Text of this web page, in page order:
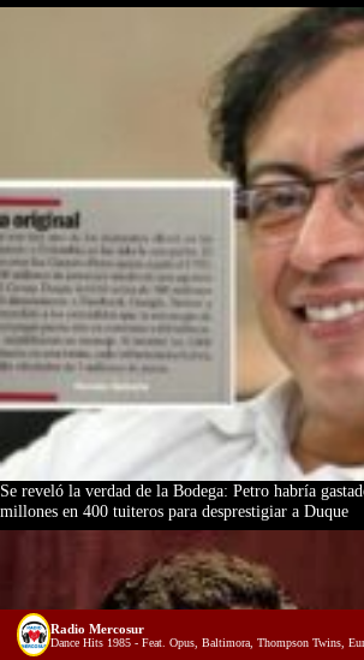
Se reveló la verdad de la Bodega: Petro habría
millones en 400 tuiteros para desprestigiar a Duque
Radio Mercosur